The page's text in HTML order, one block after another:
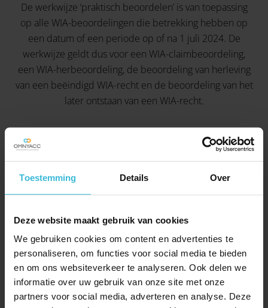
Toestemming Details Over
Deze website maakt gebruik van cookies
We gebruiken cookies om content en advertenties te
personaliseren, om functies voor social media te bieden
en om ons websiteverkeer te analyseren. Ook delen we
informatie over uw gebruik van onze site met onze
partners voor social media, adverteren en analyse. Deze
De werkwijze ‘praktisch beoordelen’ is van toepassing
op alle WIA-beoordelingen die betrekking hebben op
een datum of een periode op of na 1 juli 2024. De
werkwijze geldt dus voor een WIA-claimbeoordeling,
een WIA-herbeoordeling, de beoordeling van herleving
van een beëindigd WIA-recht en de beoordeling van het
later ontstaan van een WIA-recht.
Tijdelijke verlenging beslistermijn WIA-
beoordelingen
tijdelijk de beslistermijn voor WIA-beoordelingen van
acht naarzestien weken
Geen langere termijn UWV bij niet-tijdig
beslissen
Het UWV heeft sinds januari 2026 de werkwijze